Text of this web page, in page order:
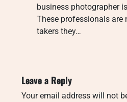
business photographer
These professionals
takers they…
Leave a Reply
Your email address will not